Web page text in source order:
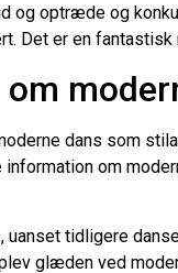
og optræde og
Det er en
dans som
om
uanset tidligere
glæden ved